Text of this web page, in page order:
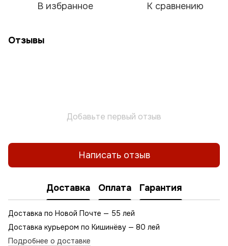
В избранное К сравнению
Отзывы
Добавьте первый отзыв
Написать отзыв
Доставка Оплата Гарантия
Доставка по Новой Почте — 55 лей
Доставка курьером по Кишинёву — 80 лей
Подробнее о доставке